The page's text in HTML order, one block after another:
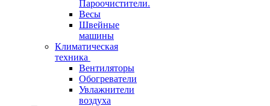
Пароочистители.
Весы
Швейные
машины
Климатическая
техника
Вентиляторы
Обогреватели
Увлажнители
воздуха